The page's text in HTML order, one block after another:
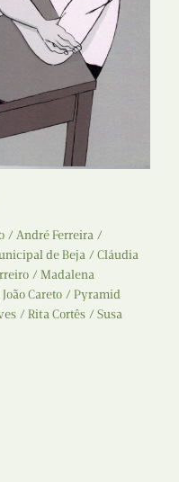
André Ferreira
de Beja
Cláudia
Madalena
Careto
Pyramid
Rita Cortês
Susa